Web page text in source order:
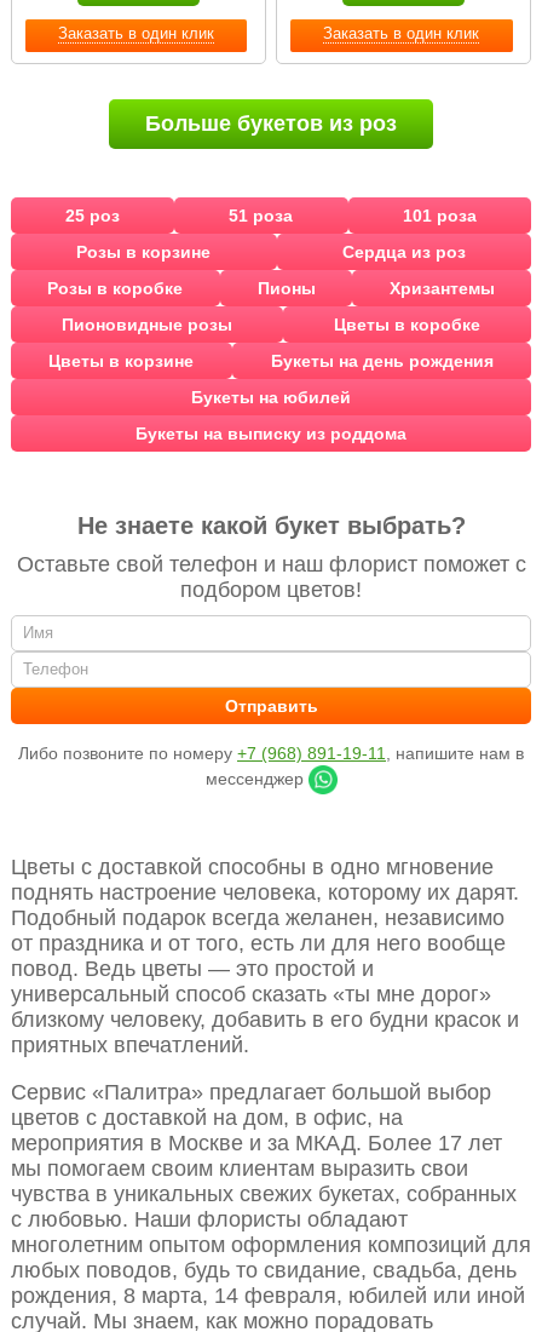
Заказать в один клик Заказать в один клик
Больше букетов из роз
25 роз 51 роза
101 роза
Розы в корзине
Сердца из роз
Розы в коробке
Пионы
Хризантемы
Пионовидные розы
Цветы в коробке
Цветы в корзине
Букеты на день рождения
Букеты на юбилей
Букеты на выписку из роддома
Не знаете какой букет выбрать?
Оставьте свой телефон и наш флорист поможет с
подбором цветов!
Либо позвоните по номеру +7 (968) 891-19-11
, напишите нам в
мессенджер
Цветы с доставкой способны в одно мгновение
поднять настроение человека, которому их дарят.
Подобный подарок всегда желанен, независимо
от праздника и от того, есть ли для него вообще
повод. Ведь цветы — это простой и
универсальный способ сказать «ты мне дорог»
близкому человеку, добавить в его будни красок и
приятных впечатлений.
Сервис «Палитра» предлагает большой выбор
цветов с доставкой на дом, в офис, на
мероприятия в Москве и за МКАД. Более 17 лет
мы помогаем своим клиентам выразить свои
чувства в уникальных свежих букетах, собранных
с любовью. Наши флористы обладают
многолетним опытом оформления композиций для
любых поводов, будь то свидание, свадьба, день
рождения, 8 марта, 14 февраля, юбилей или иной
случай. Мы знаем, как можно порадовать